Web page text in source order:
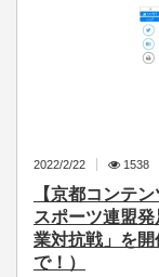
2022/2/22 1538
【京都コンテ
スポーツ連盟
業対抗戦」を
で！）